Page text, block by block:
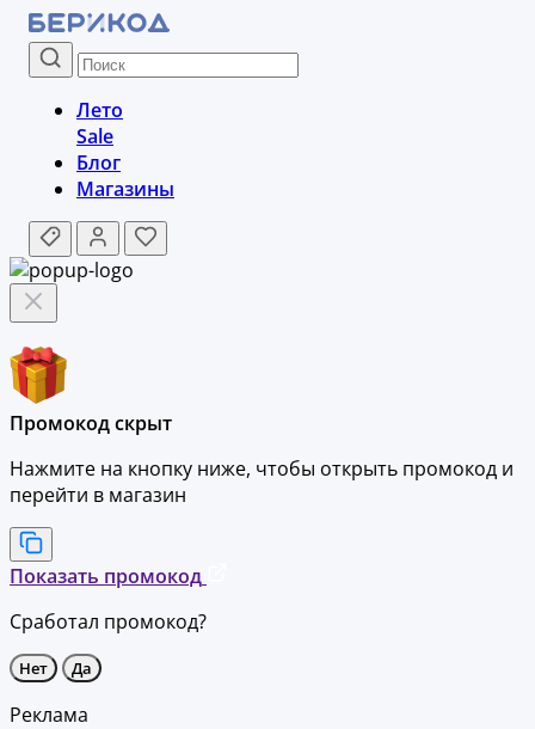
Лето
Sale
Блог
Магазины
Промокод скрыт
Нажмите на кнопку ниже, чтобы открыть промокод и
перейти в магазин
Показать промокод
Сработал промокод?
Нет Да
Реклама